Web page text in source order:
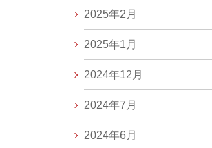
2025年2月
2025年1月
2024年12月
2024年7月
2024年6月